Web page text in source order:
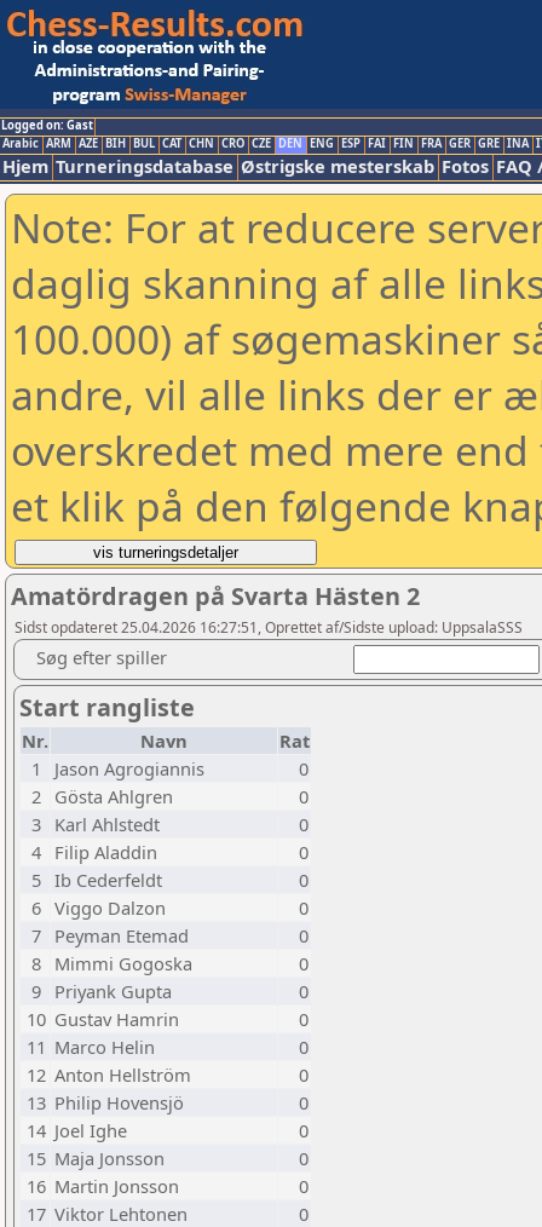
Logged on: Gast
Arabic ARM AZE BIH BUL CAT CHN CRO CZE DEN ENG ESP FAI FIN FRA GER GRE INA
Hjem Turneringsdatabase Østrigske mesterskab Fotos FAQ
Note: For at reducere
daglig skanning af alle
100.000) af søgemaskiner
andre, vil alle links der er
overskredet med mere
et klik på den følgende
Amatördragen på Svarta Hästen 2
Sidst opdateret 25.04.2026 16:27:51, Oprettet af/Sidste upload: UppsalaSSS
Søg efter spiller
Start rangliste
Nr. Navn
Rat
1
Jason Agrogiannis
0
2
Gösta Ahlgren
0
3
Karl Ahlstedt
0
4
Filip Aladdin
0
5 Ib Cederfeldt
0
6 Viggo Dalzon
0
7
Peyman Etemad
0
8
Mimmi Gogoska
0
9
Priyank Gupta
0
10 Gustav Hamrin
0
11 Marco Helin
0
12 Anton Hellström
0
13 Philip Hovensjö
0
14 Joel Ighe
0
15 Maja Jonsson
0
16 Martin Jonsson
0
17 Viktor Lehtonen
0